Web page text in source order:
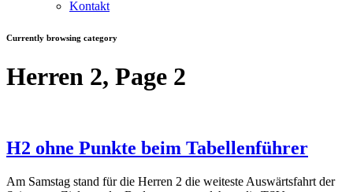
Kontakt
Currently browsing category
Herren 2, Page 2
H2 ohne Punkte beim Tabellenführer
Am Samstag stand für die Herren 2 die weiteste Auswärtsfahrt der